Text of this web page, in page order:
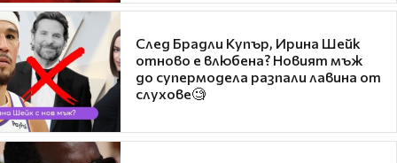
След Брадли Купър, Ирина Шейк
отново е влюбена? Новият мъж
до супермодела разпали лавина от
слухове🧐